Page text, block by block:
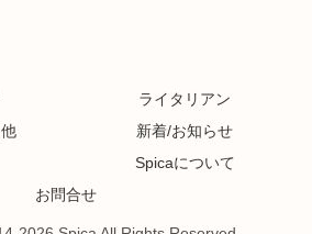
ライタリアン
新着/お知らせ
Spicaについて
お問合せ